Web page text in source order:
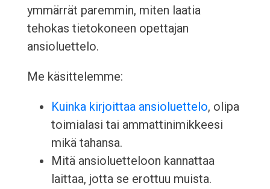
ymmärrät paremmin, miten laatia
tehokas tietokoneen opettajan
ansioluettelo.
Me käsittelemme:
Kuinka kirjoittaa ansioluettelo, olipa
toimialasi tai ammattinimikkeesi
mikä tahansa.
Mitä ansioluetteloon kannattaa
laittaa, jotta se erottuu muista.